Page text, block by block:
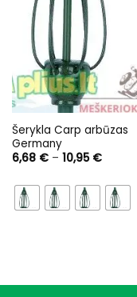
Šerykla Carp arbūzas
Germany
6,68 € – 10,95 €Price
through
10,95 €